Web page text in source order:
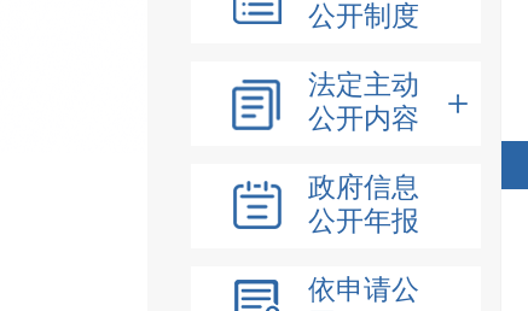
公开制度
法定主动
公开内容
政府信息
公开年报
依申请公